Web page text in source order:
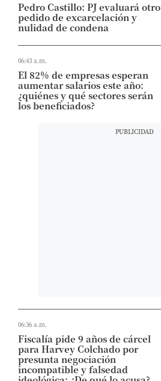
Pedro Castillo: PJ evaluará otro
pedido de excarcelación y
nulidad de condena
06:43 a.m.
El 82% de empresas esperan
aumentar salarios este año:
¿quiénes y qué sectores serán
los beneficiados?
06:36 a.m.
Fiscalía pide 9 años de cárcel
para Harvey Colchado por
presunta negociación
incompatible y falsedad